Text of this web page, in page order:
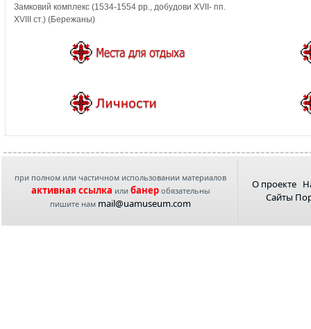
Замковий комплекс (1534-1554 рр., добудови XVII- пп.
XVIII ст.) (Бережаны)
при полном или частичном использовании материалов
активная ссылка или банеробязательны
пишите нам mail@uamuseum.com
О проекте
Сайты